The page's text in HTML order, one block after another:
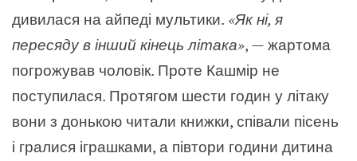
дивилася на айпеді мультики. «Як ні, я
пересяду в інший кінець літака», — жартома
погрожував чоловік. Проте Кашмір не
поступилася. Протягом шести годин у літаку
вони з донькою читали книжки, співали пісень
і гралися іграшками, а півтори години дитина